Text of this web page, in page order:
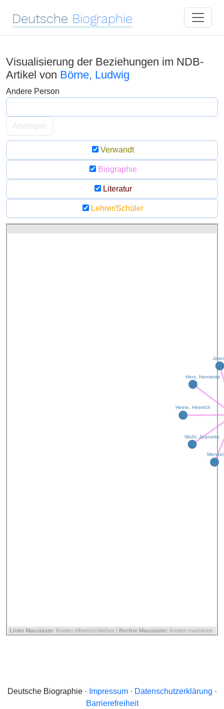
Deutsche Biographie
Visualisierung der Beziehungen im NDB-
Artikel von Börne, Ludwig
Andere Person
Anzeigen
Verwandt
Biographie
Literatur
Lehrer/Schüler
Herz, Henriette
Wohl, Jeanette
Heine, Heinrich
Linke Maustaste: Knoten öffnen/schließen | Rechte Maustaste: Knoten markieren
Deutsche Biographie · Impressum· Datenschutzerklärung ·
Barrierefreiheit